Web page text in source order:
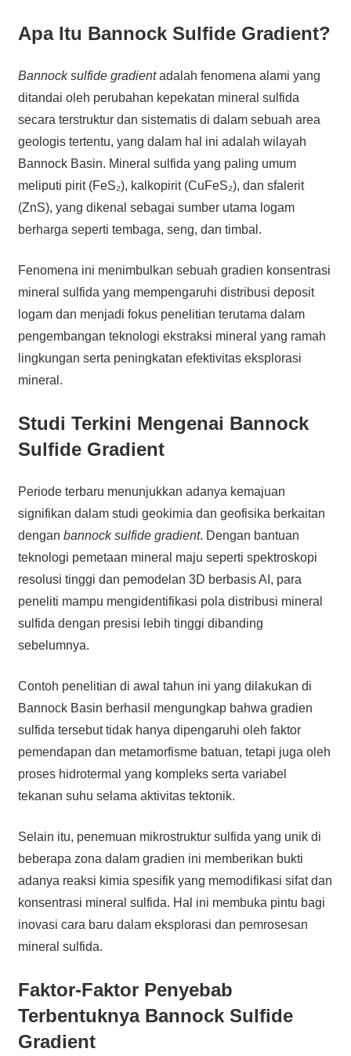
Apa Itu Bannock Sulfide Gradient?
Bannock sulfide gradientadalah fenomena alami yang
ditandai oleh perubahan kepekatan mineral sulfida
secara terstruktur dan sistematis di dalam sebuah area
geologis tertentu, yang dalam hal ini adalah wilayah
Bannock Basin. Mineral sulfida yang paling umum
meliputi pirit (FeS₂), kalkopirit (CuFeS₂), dan sfalerit
(ZnS), yang dikenal sebagai sumber utama logam
berharga seperti tembaga, seng, dan timbal.
Fenomena ini menimbulkan sebuah gradien konsentrasi
mineral sulfida yang mempengaruhi distribusi deposit
logam dan menjadi fokus penelitian terutama dalam
pengembangan teknologi ekstraksi mineral yang ramah
lingkungan serta peningkatan efektivitas eksplorasi
mineral.
Studi Terkini Mengenai Bannock
Sulfide Gradient
Periode terbaru menunjukkan adanya kemajuan
signifikan dalam studi geokimia dan geofisika berkaitan
dengan bannock sulfide gradient. Dengan bantuan
teknologi pemetaan mineral maju seperti spektroskopi
resolusi tinggi dan pemodelan 3D berbasis AI, para
peneliti mampu mengidentifikasi pola distribusi mineral
sulfida dengan presisi lebih tinggi dibanding
sebelumnya.
Contoh penelitian di awal tahun ini yang dilakukan di
Bannock Basin berhasil mengungkap bahwa gradien
sulfida tersebut tidak hanya dipengaruhi oleh faktor
pemendapan dan metamorfisme batuan, tetapi juga oleh
proses hidrotermal yang kompleks serta variabel
tekanan suhu selama aktivitas tektonik.
Selain itu, penemuan mikrostruktur sulfida yang unik di
beberapa zona dalam gradien ini memberikan bukti
adanya reaksi kimia spesifik yang memodifikasi sifat dan
konsentrasi mineral sulfida. Hal ini membuka pintu bagi
inovasi cara baru dalam eksplorasi dan pemrosesan
mineral sulfida.
Faktor-Faktor Penyebab
Terbentuknya Bannock Sulfide
Gradient